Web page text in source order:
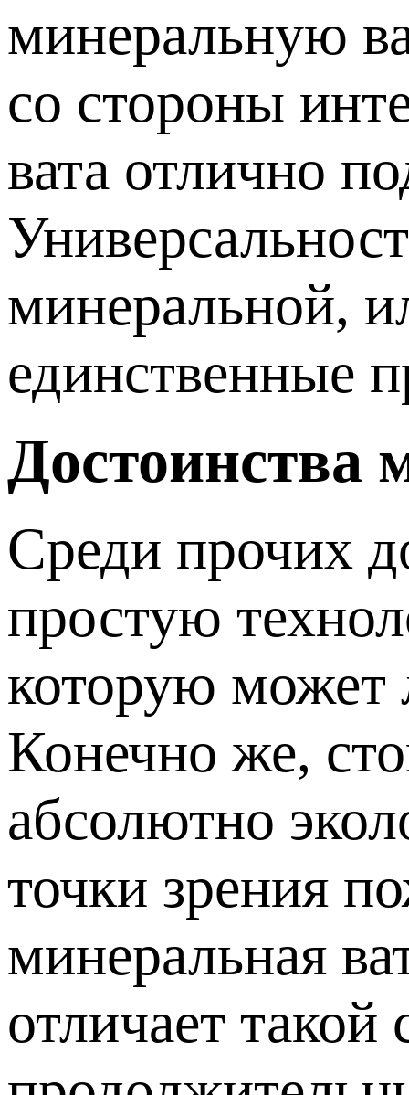
минеральную
со стороны
вата отлично
минеральной,
единственные
Достоинства
Среди прочих
простую
которую
Конечно же,
абсолютно
точки зрения
минеральная
отличает